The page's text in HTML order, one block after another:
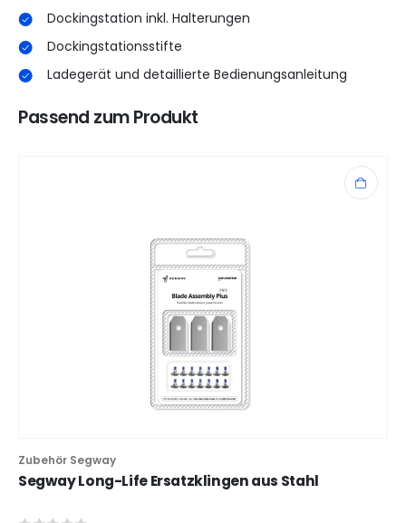
Dockingstation inkl. Halterungen
Dockingstationsstifte
Ladegerät und detaillierte Bedienungsanleitung
Passend zum Produkt
Zubehör Segway
Segway Long-Life Ersatzklingen aus Stahl